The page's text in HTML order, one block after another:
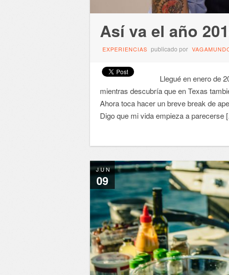
Así va el año
EXPERIENCIAS publicado por
Llegué en enero de
mientras descubría que en Texas
Ahora toca hacer un breve break de
Digo que mi vida empieza a parecerse
JUN
09